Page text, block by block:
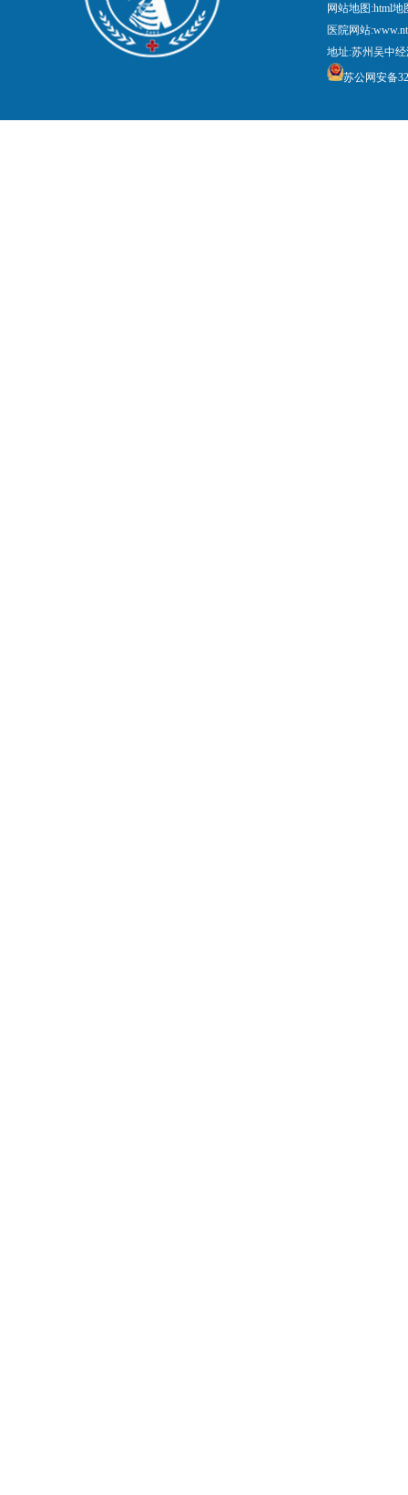
网站地图:html地
医院网站
地址:苏州吴中
苏公网安备